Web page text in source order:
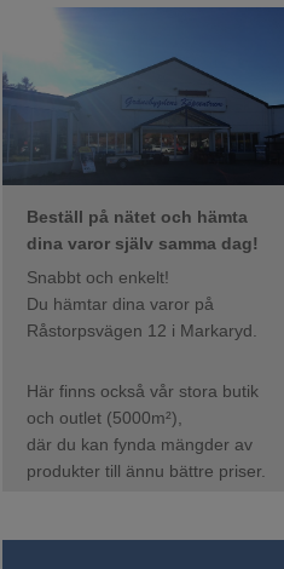
Beställ på nätet och hämta
dina varor själv samma dag!
Snabbt och enkelt!
Du hämtar dina varor på
Råstorpsvägen 12 i Markaryd.
Här finns också vår stora butik
och outlet (5000m²),
där du kan fynda mängder av
produkter till ännu bättre priser.